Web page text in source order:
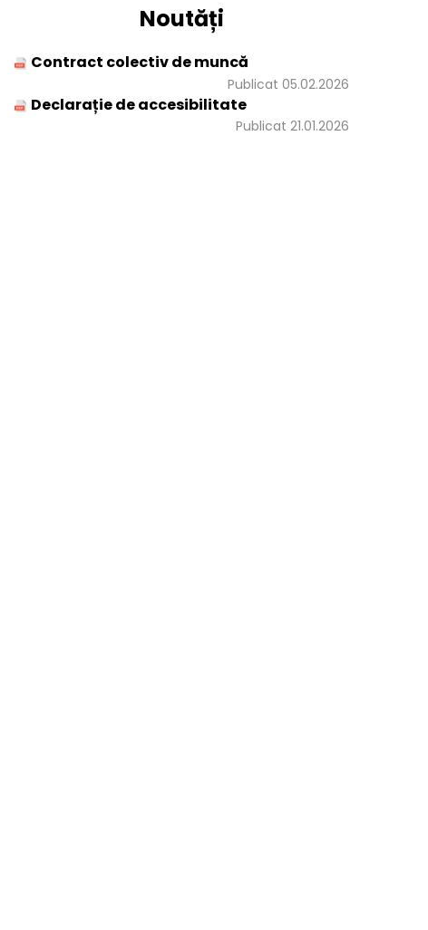
Noutăți
Contract colectiv de muncă
Publicat 05.02.2026
Declarație de accesibilitate
Publicat 21.01.2026